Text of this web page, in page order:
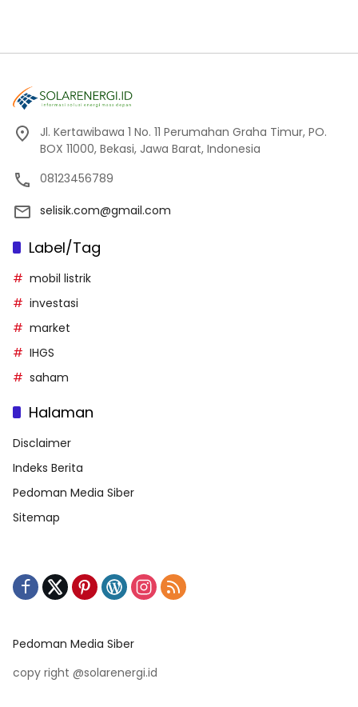
Jl. Kertawibawa 1 No. 11 Perumahan Graha Timur, PO.
BOX 11000, Bekasi, Jawa Barat, Indonesia
08123456789
selisik.com@gmail.com
Label/Tag
mobil listrik
investasi
market
IHGS
saham
Halaman
Disclaimer
Indeks Berita
Pedoman Media Siber
Sitemap
Pedoman Media Siber
copy right @solarenergi.id